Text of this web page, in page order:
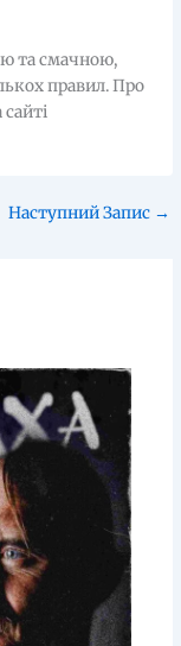
та смачною,
правил. Про
Наступний Запис →